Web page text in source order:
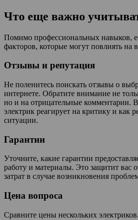
Что еще важно
Помимо профессиональных навыков,
факторов, которые могут повлиять на
Отзывы и репутация
Не поленитесь поискать отзывы о
интернете. Обратите внимание не
но и на отрицательные комментарии.
электрик реагирует на критику и как
ситуации.
Гарантии
Уточните, какие гарантии
работу и материалы. Это защитит вас
затрат в случае возникновения
Цена вопроса
Сравните цены нескольких